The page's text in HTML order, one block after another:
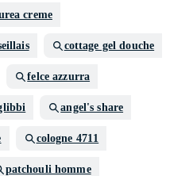
creme
cottage gel douche
felce azzurra
angel's share
cologne 4711
patchouli homme